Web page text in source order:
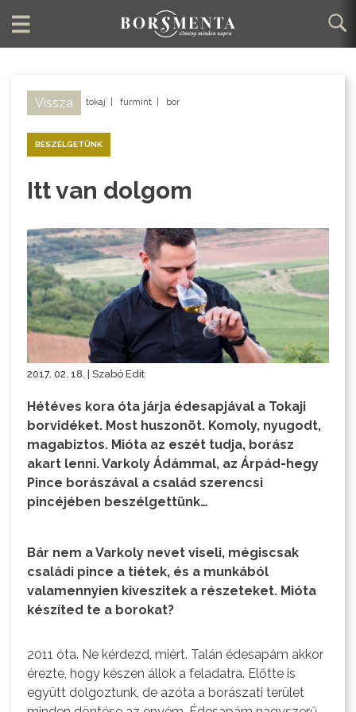
Vissza tokaj furmint bor
BESZÉLGETÜNK
Itt van dolgom
2017. 02. 18. | Szabó Edit
Hétéves kora óta járja édesapjával a Tokaji
borvidéket. Most huszonöt. Komoly, nyugodt,
magabiztos. Mióta az eszét tudja, borász
akart lenni. Varkoly Ádámmal, az Árpád-hegy
Pince borászával a család szerencsi
pincéjében beszélgettünk…
Bár nem a Varkoly nevet viseli, mégiscsak
családi pince a tiétek, és a munkából
valamennyien kiveszitek a részeteket. Mióta
készíted te a borokat?
2011 óta. Ne kérdezd, miért. Talán édesapám akkor
érezte, hogy készen állok a feladatra. Előtte is
együtt dolgoztunk, de azóta a borászati terület